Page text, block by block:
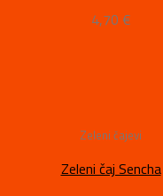
4,70 €
Zeleni čajevi
Zeleni čaj Sencha